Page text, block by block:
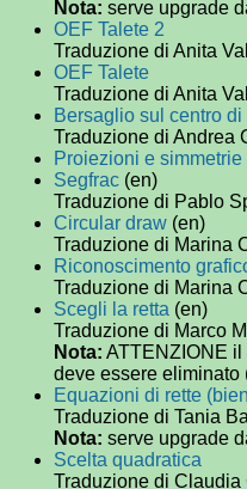
Nota: serve upgrade
OEF Talete 2
Traduzione di Anita
OEF Talete
Traduzione di Anita
Bersaglio sul centro
Traduzione di Andrea
Proiezioni e simmetrie
Segfrac (en)
Traduzione di Pablo
Circular draw (en)
Traduzione di Marina
Riconoscimento
Traduzione di Marina
Scegli la retta (en)
Traduzione di Marco
Nota: ATTENZIONE
deve essere eliminato
Equazioni di rette
Traduzione di Tania
Nota: serve upgrade
Scelta quadratica
Traduzione di Claudia